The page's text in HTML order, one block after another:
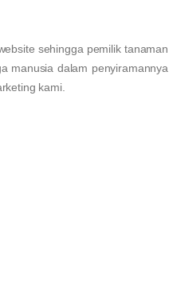
sehingga pemilik tanaman
manusia dalam penyiramannya
kami.